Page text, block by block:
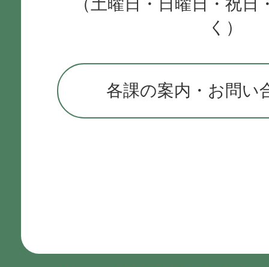
（土曜日・日曜日・祝日
く）
各課の案内・お問い